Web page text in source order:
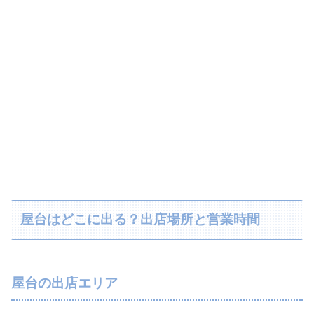
屋台はどこに出る？出店場所と営業時間
屋台の出店エリア